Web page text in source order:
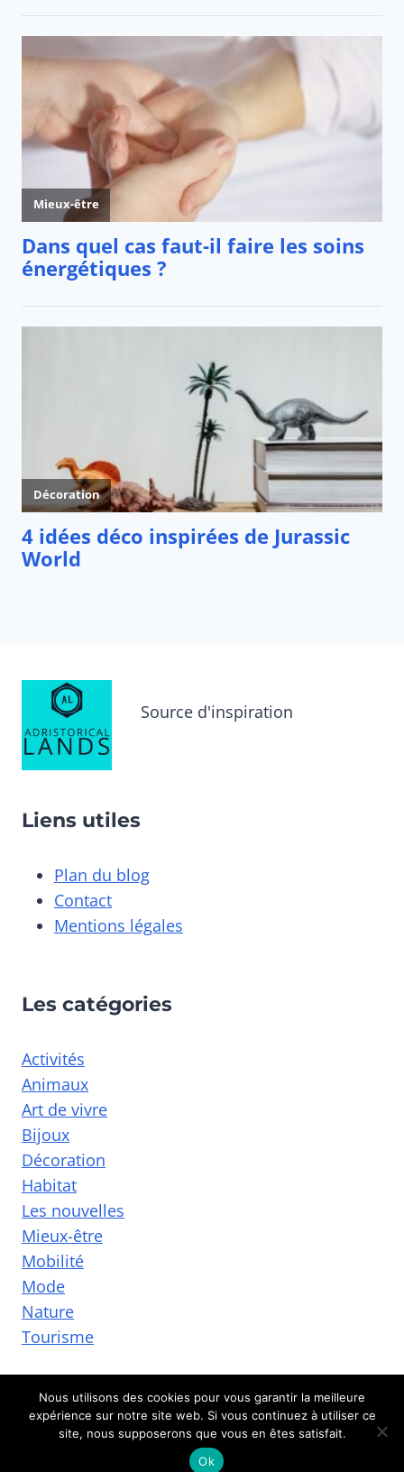
Source d'inspiration
Liens utiles
Plan du blog
Contact
Mentions légales
Les catégories
Activités
Animaux
Art de vivre
Bijoux
Décoration
Habitat
Les nouvelles
Mieux-être
Mobilité
Mode
Nature
Tourisme
© 2026 Adristorical Lands
Nous utilisons des cookies pour vous garantir la meilleure
expérience sur notre site web. Si vous continuez à utiliser ce
site, nous supposerons que vous en êtes satisfait.
Ok